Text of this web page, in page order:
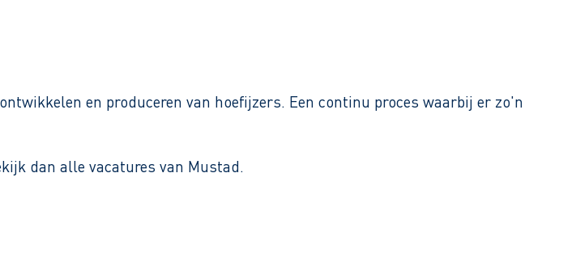
en produceren van hoefijzers. Een continu proces waarbij er zo'n
dan alle vacatures van Mustad.